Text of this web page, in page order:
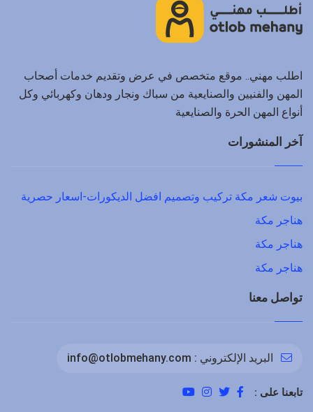
اطلب مهني.. موقع متخصص في عرض وتقديم خدمات أصحاب
المهن والفنيين والصنايعية من سباك ونجار ودهان وكهربائي وكل
أنواع المهن الحرة والصنايعية
آخر المنشورات
بيوت شعر مكة تركيب وتصميم افضل الديكورات-اسعار حصرية
هناجر مكة
هناجر مكة
هناجر مكة
تواصل معنا
البريد الإلكتروني : info@otlobmehany.com
تابعنا على :